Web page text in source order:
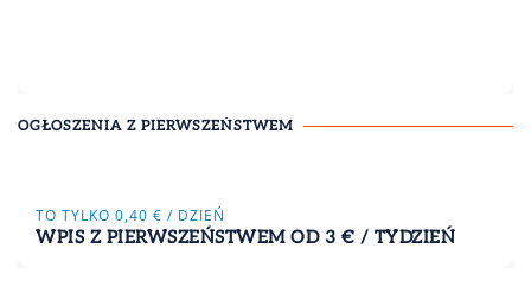
OGŁOSZENIA Z PIERWSZEŃSTWEM
TO TYLKO 0,40 € / DZIEŃ
WPIS Z PIERWSZEŃSTWEM OD 3 € / TYDZIEŃ